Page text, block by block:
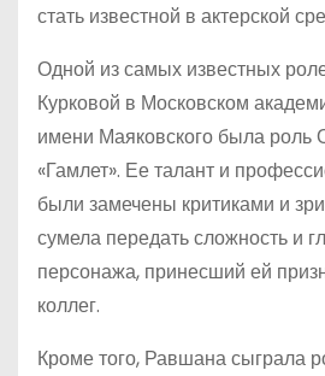
стать известной в актерской
Одной из самых известных
Курковой в Московском
имени Маяковского была роль
«Гамлет». Ее талант и
были замечены критиками и
сумела передать сложность и
персонажа, принесший ей
коллег.
Кроме того, Равшана сыграла